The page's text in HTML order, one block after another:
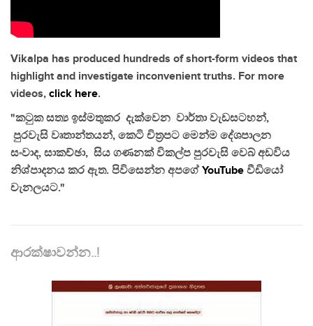
Vikalpa has produced hundreds of short-form videos that
highlight and investigate inconvenient truths. For more
videos, click here.
"කටුක සත්‍ය ඉස්මතුකර දැක්වෙන වාර්තා වැඩසටහන්,
පුරවැසි වෘතාන්තයන්, කෙටි චිත්‍රපට මෙන්ම දේශපාලන
සංවාද, සාකච්ඡා, සිය ගණනක් විකල්ප පුරවැසි වෙබ් අඩවිය
නිශ්පාදනය කර ඇත. පිවිසෙන්න අපගේYouTube වීඩියෝ
චැනලයට."
ආරක්ෂාවන්න..!